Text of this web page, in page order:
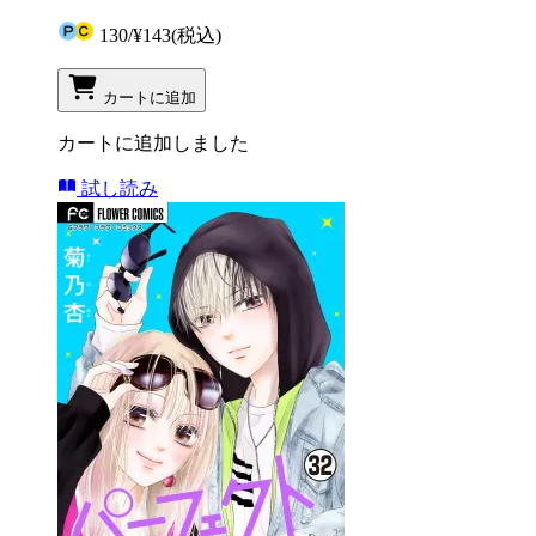
130/¥143(税込)
カートに追加
カートに追加しました
試し読み